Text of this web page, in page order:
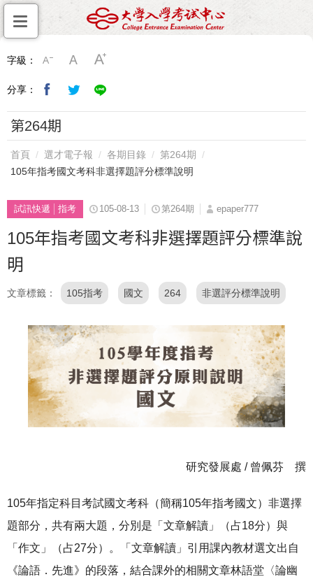
字級：
分享：
第264期
首頁 選才電子報 各期目錄
第264期
105年指考國文考科非選擇題評分標準說明
試訊快遞 指考 105-08-13 第264期 epaper777
105年指考國文考科非選擇題評分標準說
明
文章標籤 105指考 國文 264 非選評分標準說明
研究發展處 / 曾佩芬 撰
105年指定科目考試國文考科（簡稱105年指考國文）非選擇
題部分，共有兩大題，分別是「文章解讀」（占18分）與
「作文」（占27分）。「文章解讀」引用課內教材選文出自
《論語．先進》的段落，結合課外的相關文章林語堂〈論幽